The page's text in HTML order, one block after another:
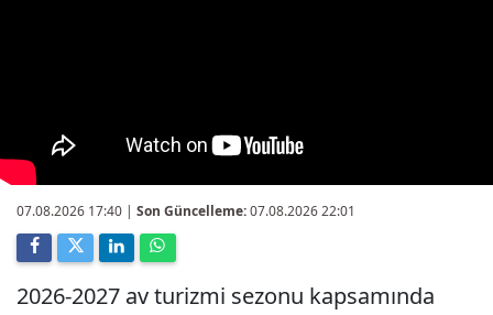
07.08.2026 17:40 | Son Güncelleme:07.08.2026 22:01
2026-2027 av turizmi sezonu kapsamında